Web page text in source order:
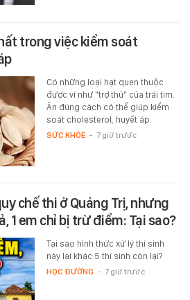
trong việc kiểm soát
Có những loại hạt quen thuộc
được ví như "trợ thủ" của trái tim.
Ăn đúng cách có thể giúp kiểm
soát cholesterol, huyết áp.
SỨC KHỎE - 7 giờ trước
chế thi ở Quảng Trị, nhưng
1 em chỉ bị trừ điểm: Tại sao?
Tại sao hình thức xử lý thí sinh
này lại khác 5 thí sinh còn lại?
HỌC ĐƯỜNG - 7 giờ trước